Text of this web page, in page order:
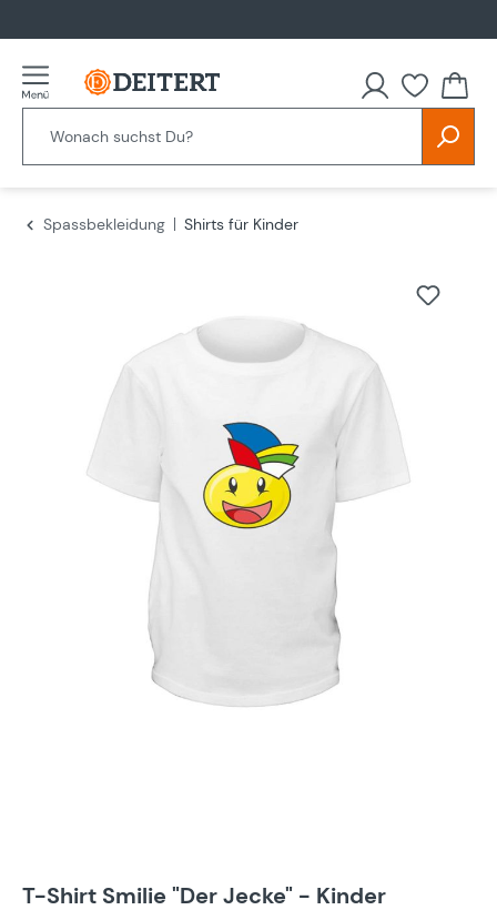
Spassbekleidung
Shirts für Kinder
T-Shirt Smilie "Der Jecke" - Kinder